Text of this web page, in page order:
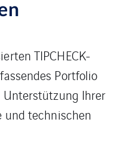
TIPCHECK-
Portfolio
Unterstützung Ihrer
und technischen